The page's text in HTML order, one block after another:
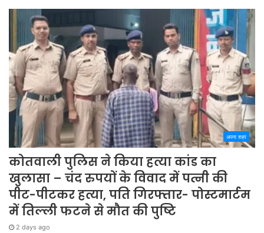
अपना शहर
कोतवाली पुलिस ने किया हत्या कांड का
खुलासा – चंद रुपयों के विवाद में पत्नी की
पीट-पीटकर हत्या, पति गिरफ्तार- पोस्टमार्टम
में तिल्ली फटने से मौत की पुष्टि
2 days ago